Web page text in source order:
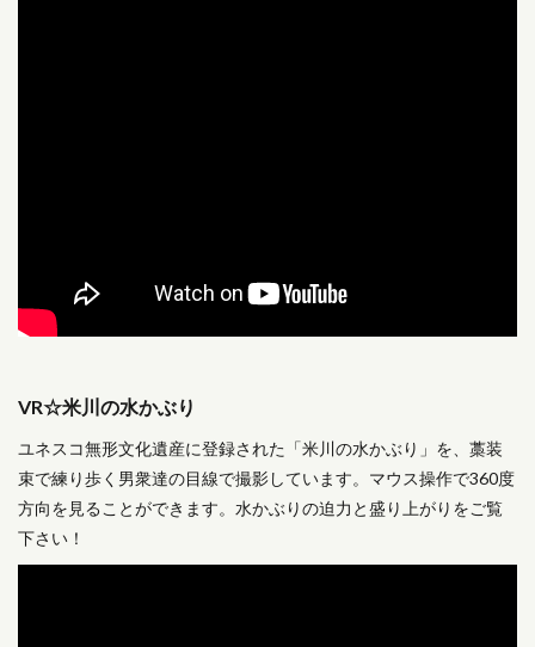
VR☆米川の水かぶり
ユネスコ無形文化遺産に登録された「米川の水かぶり」を、藁装
束で練り歩く男衆達の目線で撮影しています。マウス操作で360度
方向を見ることができます。水かぶりの迫力と盛り上がりをご覧
下さい！